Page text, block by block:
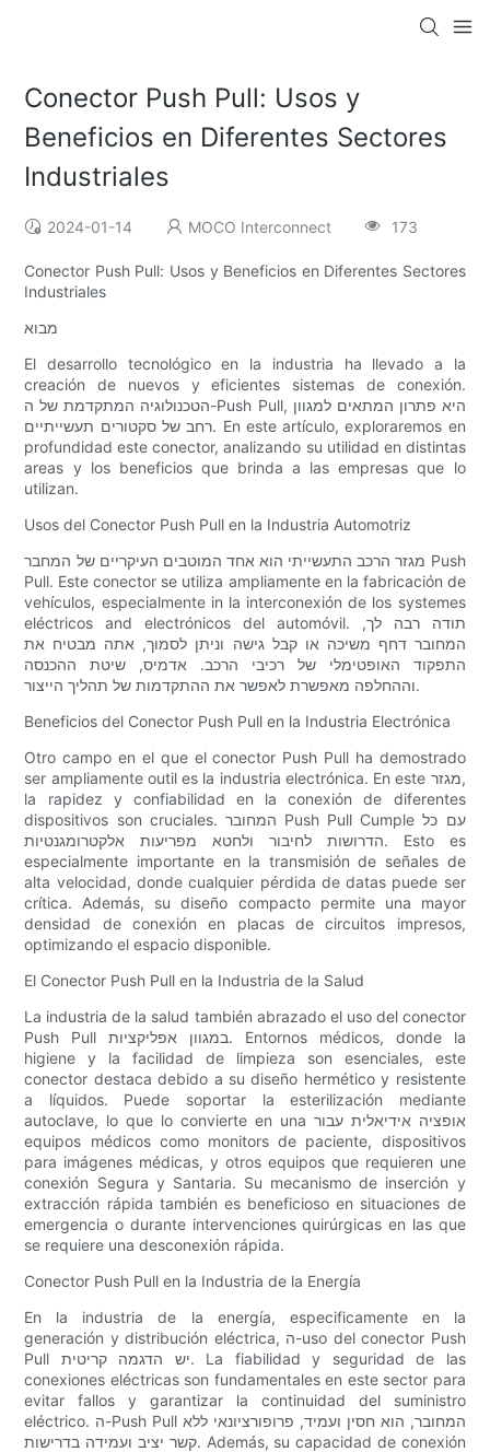
Conector Push Pull: Usos y
Beneficios en Diferentes Sectores
Industriales
2024-01-14 MOCO Interconnect 173
Conector Push Pull: Usos y Beneficios en Diferentes Sectores
Industriales
מבוא
El desarrollo tecnológico en la industria ha llevado a la
creación de nuevos y eficientes sistemas de conexión.
הטכנולוגיה המתקדמת של ה-Push Pull, היא פתרון המתאים למגוון
רחב של סקטורים תעשייתיים. En este artículo, exploraremos en
profundidad este conector, analizando su utilidad en distintas
areas y los beneficios que brinda a las empresas que lo
utilizan.
Usos del Conector Push Pull en la Industria Automotriz
מגזר הרכב התעשייתי הוא אחד המוטבים העיקריים של המחבר Push
Pull. Este conector se utiliza ampliamente en la fabricación de
vehículos, especialmente in la interconexión de los systemes
eléctricos and electrónicos del automóvil. תודה רבה לך,
המחובר דחף משיכה או קבל גישה וניתן לסמוך, אתה מבטיח את
התפקוד האופטימלי של רכיבי הרכב. אדמיס, שיטת ההכנסה
וההחלפה מאפשרת לאפשר את ההתקדמות של תהליך הייצור.
Beneficios del Conector Push Pull en la Industria Electrónica
Otro campo en el que el conector Push Pull ha demostrado
ser ampliamente outil es la industria electrónica. En este מגזר,
la rapidez y confiabilidad en la conexión de diferentes
dispositivos son cruciales. המחובר Push Pull Cumple עם כל
הדרושות לחיבור ולחטא מפריעות אלקטרומגנטיות. Esto es
especialmente importante en la transmisión de señales de
alta velocidad, donde cualquier pérdida de datas puede ser
crítica. Además, su diseño compacto permite una mayor
densidad de conexión en placas de circuitos impresos,
optimizando el espacio disponible.
El Conector Push Pull en la Industria de la Salud
La industria de la salud también abrazado el uso del conector
Push Pull במגוון אפליקציות. Entornos médicos, donde la
higiene y la facilidad de limpieza son esenciales, este
conector destaca debido a su diseño hermético y resistente
a líquidos. Puede soportar la esterilización mediante
autoclave, lo que lo convierte en una אופציה אידיאלית עבור
equipos médicos como monitors de paciente, dispositivos
para imágenes médicas, y otros equipos que requieren une
conexión Segura y Santaria. Su mecanismo de inserción y
extracción rápida también es beneficioso en situaciones de
emergencia o durante intervenciones quirúrgicas en las que
se requiere una desconexión rápida.
Conector Push Pull en la Industria de la Energía
En la industria de la energía, especificamente en la
generación y distribución eléctrica, ה-uso del conector Push
Pull יש הדגמה קריטית. La fiabilidad y seguridad de las
conexiones eléctricas son fundamentales en este sector para
evitar fallos y garantizar la continuidad del suministro
eléctrico. ה-Push Pull המחובר, הוא חסין ועמיד, פרופורציונאי ללא
קשר יציב ועמידה בדרישות. Además, su capacidad de conexión